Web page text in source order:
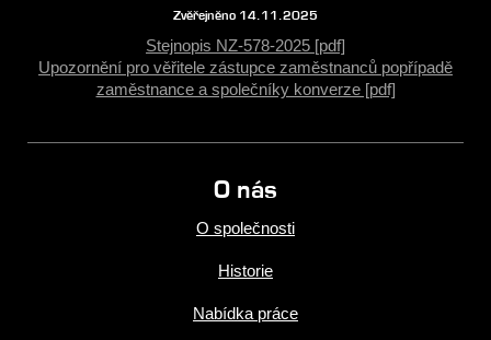
Zvěřejněno 14.11.2025
Stejnopis NZ-578-2025 [pdf]
Upozornění pro věřitele zástupce zaměstnanců popřípadě
zaměstnance a společníky konverze [pdf]
O nás
O společnosti
Historie
Nabídka práce